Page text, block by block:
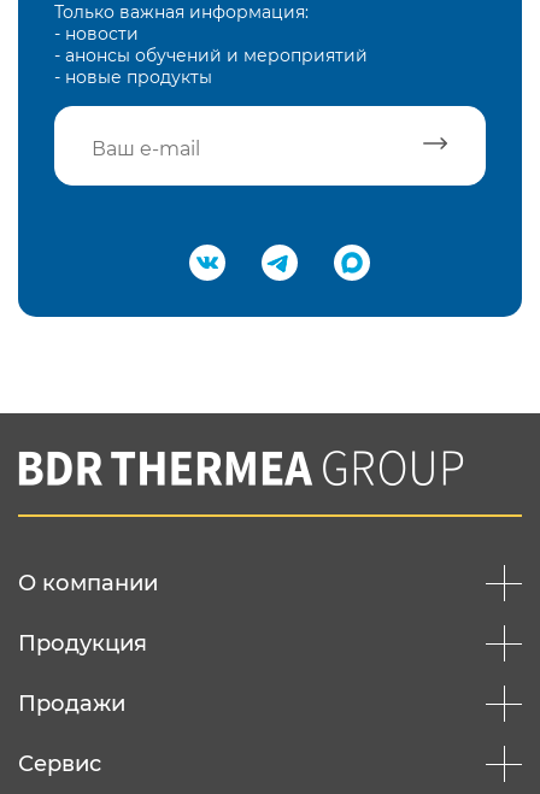
Только важная информация:
- новости
- анонсы обучений и мероприятий
- новые продукты
Подтвердить e-mail
Вы соглашаетесь с нашей политикой
конфеденциальности
О компании
Продукция
Продажи
Сервис